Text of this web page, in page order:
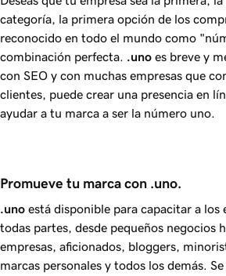
categoría, la primera opción de los
reconocido en todo el mundo como
combinación perfecta.
.uno es breve y
con SEO y con muchas empresas que
clientes, puede crear una presencia en
ayudar a tu marca a ser la número uno.
Promueve tu marca con .uno.
.uno está disponible para capacitar a los
todas partes, desde pequeños negocios
empresas, aficionados, bloggers,
marcas personales y todos los demás.